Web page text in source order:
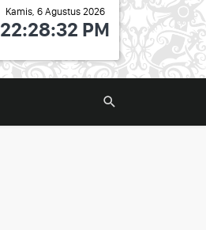
Kamis, 6 Agustus 2026
22:28:33 PM